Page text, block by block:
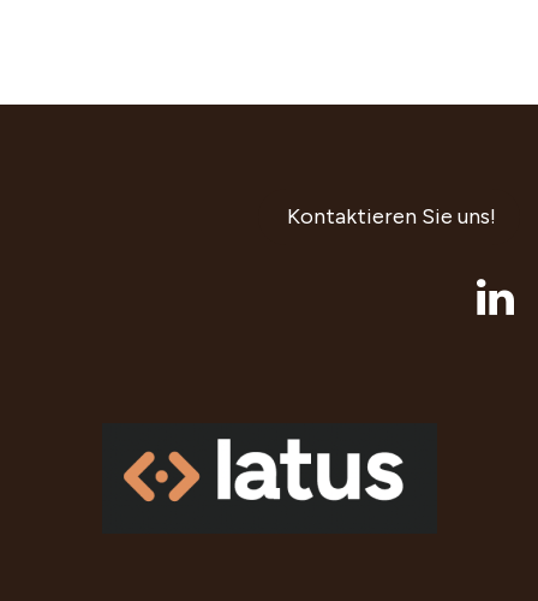
Kontaktieren Sie uns!